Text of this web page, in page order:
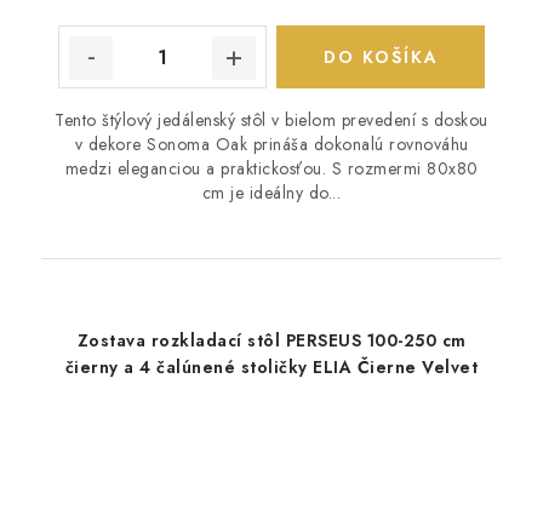
DO KOŠÍKA
Tento štýlový jedálenský stôl v bielom prevedení s doskou
v dekore Sonoma Oak prináša dokonalú rovnováhu
medzi eleganciou a praktickosťou. S rozmermi 80x80
cm je ideálny do...
Zostava rozkladací stôl PERSEUS 100-250 cm
čierny a 4 čalúnené stoličky ELIA Čierne Velvet